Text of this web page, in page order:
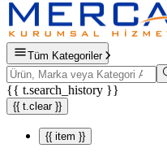
Tüm Kategoriler
{{ t.search_history }}
{{ t.clear }}
{{ item }}